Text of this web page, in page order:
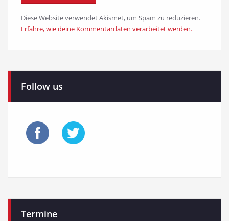
Diese Website verwendet Akismet, um Spam zu reduzieren.
Erfahre, wie deine Kommentardaten verarbeitet werden.
Follow us
Termine